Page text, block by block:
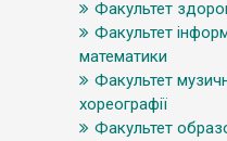
Факультет
Факультет
математики
Факультет
хореографії
Факультет